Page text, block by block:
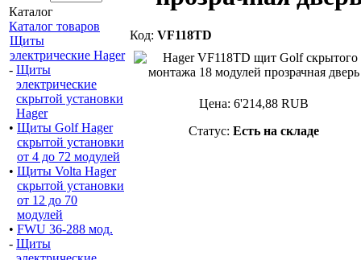
Каталог
Каталог товаров
Щиты
электрические Hager
- Щиты
электрические
скрытой установки
Hager
• Щиты Golf Hager
скрытой установки
от 4 до 72 модулей
• Щиты Volta Hager
скрытой установки
от 12 до 70
модулей
• FWU 36-288 мод.
- Щиты
Код: VF118TD
Цена: 6'214,88RUB
Статус: Есть на складе